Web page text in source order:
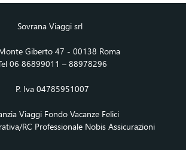
Sovrana Viaggi srl
Giberto 47 - 00138 Roma
06 86899011 – 88978296
P. Iva 04785951007
Viaggi Fondo Vacanze Felici
RC Professionale Nobis Assicurazioni